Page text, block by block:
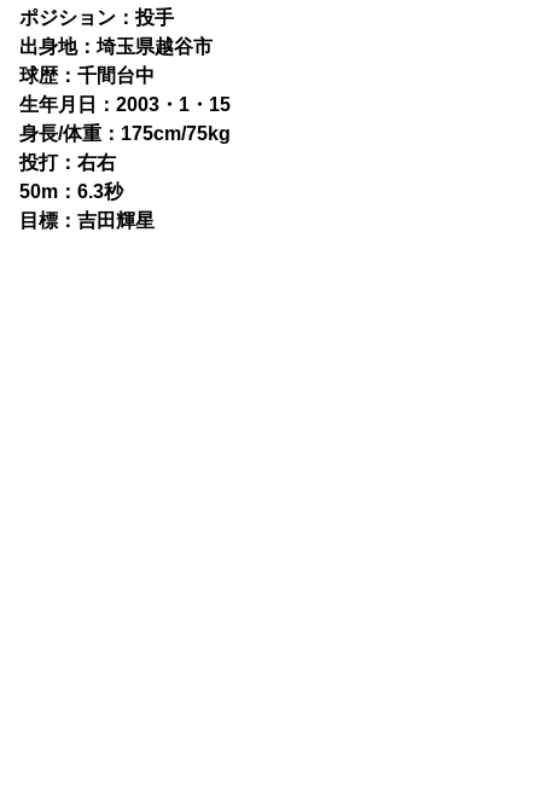
ポジション：投手
出身地：埼玉県越谷市
球歴：千間台中
生年月日：2003・1・15
身長/体重：175cm/75kg
投打：右右
50m：6.3秒
目標：吉田輝星